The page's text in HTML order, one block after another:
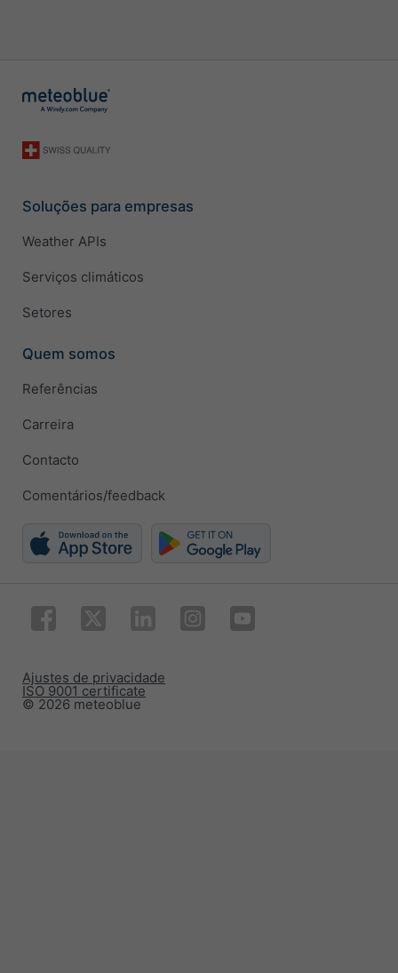
Soluções para empresas
Weather APIs
Serviços climáticos
Setores
Quem somos
Referências
Carreira
Contacto
Comentários/feedback
© 2026 meteoblue
ISO 9001 certificate
Ajustes de privacidade